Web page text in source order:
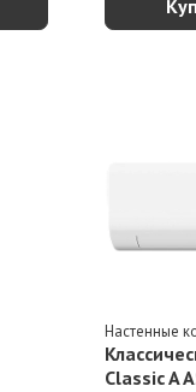
Настенные
Classic A